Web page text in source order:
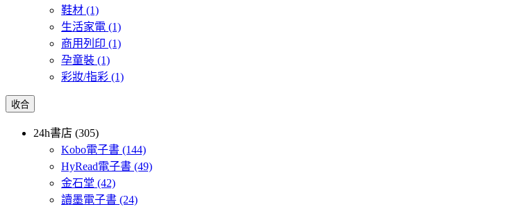
鞋材 (1)
生活家電 (1)
商用列印 (1)
孕童裝 (1)
彩妝/指彩 (1)
收合
24h書店 (305)
Kobo電子書 (144)
HyRead電子書 (49)
金石堂 (42)
讀墨電子書 (24)